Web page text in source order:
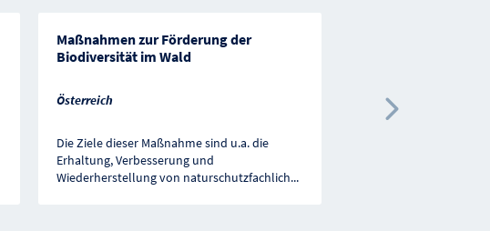
Maßnahmen zur Förderung der
Biodiversität im Wald
Österreich
Die Ziele dieser Maßnahme sind u.a. die
Erhaltung, Verbesserung und
Wiederherstellung von naturschutzfachlich...
Österreich
Nächste